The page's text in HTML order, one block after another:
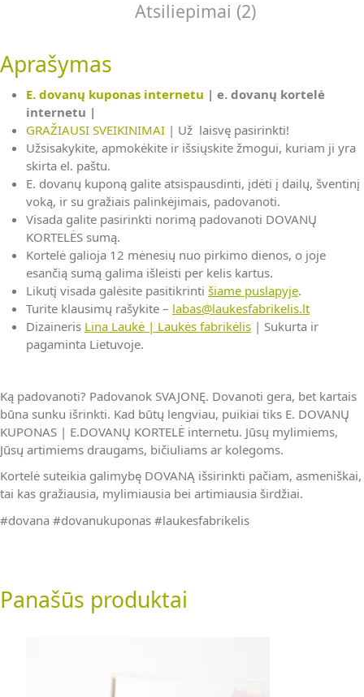
Atsiliepimai (2)
Aprašymas
E. dovanų kuponas internetu | e. dovanų kortelė
internetu |
GRAŽIAUSI SVEIKINIMAI | Už laisvę pasirinkti!
Užsisakykite, apmokėkite ir išsiųskite žmogui, kuriam ji yra
skirta el. paštu.
E. dovanų kuponą galite atsispausdinti, įdėti į dailų, šventinį
voką, ir su gražiais palinkėjimais, padovanoti.
Visada galite pasirinkti norimą padovanoti DOVANŲ
KORTELĖS sumą.
Kortelė galioja 12 mėnesių nuo pirkimo dienos, o joje
esančią sumą galima išleisti per kelis kartus.
Likutį visada galėsite pasitikrinti šiame puslapyje.
Turite klausimų rašykite – labas@laukesfabrikelis.lt
Dizaineris Lina Laukė | Laukės fabrikėlis | Sukurta ir
pagaminta Lietuvoje.
Ką padovanoti? Padovanok SVAJONĘ. Dovanoti gera, bet kartais
būna sunku išrinkti. Kad būtų lengviau, puikiai tiks E. DOVANŲ
KUPONAS | E.DOVANŲ KORTELĖ internetu. Jūsų mylimiems,
Jūsų artimiems draugams, bičiuliams ar kolegoms.
Kortelė suteikia galimybę DOVANĄ išsirinkti pačiam, asmeniškai,
tai kas gražiausia, mylimiausia bei artimiausia širdžiai.
#dovana #dovanukuponas #laukesfabrikelis
Panašūs produktai